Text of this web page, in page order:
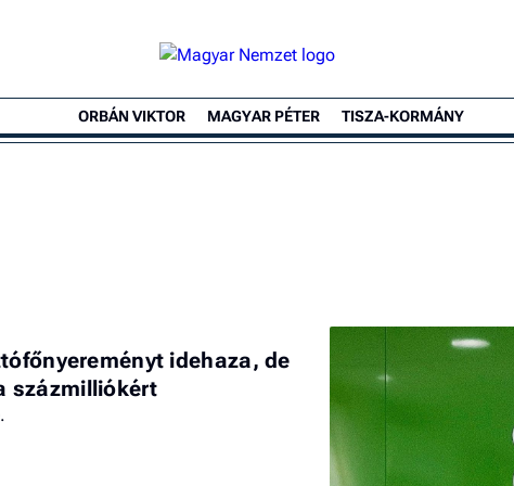
ORBÁN VIKTOR MAGYAR PÉTER TISZA-KORMÁNY
idehaza, de
százmilliókért